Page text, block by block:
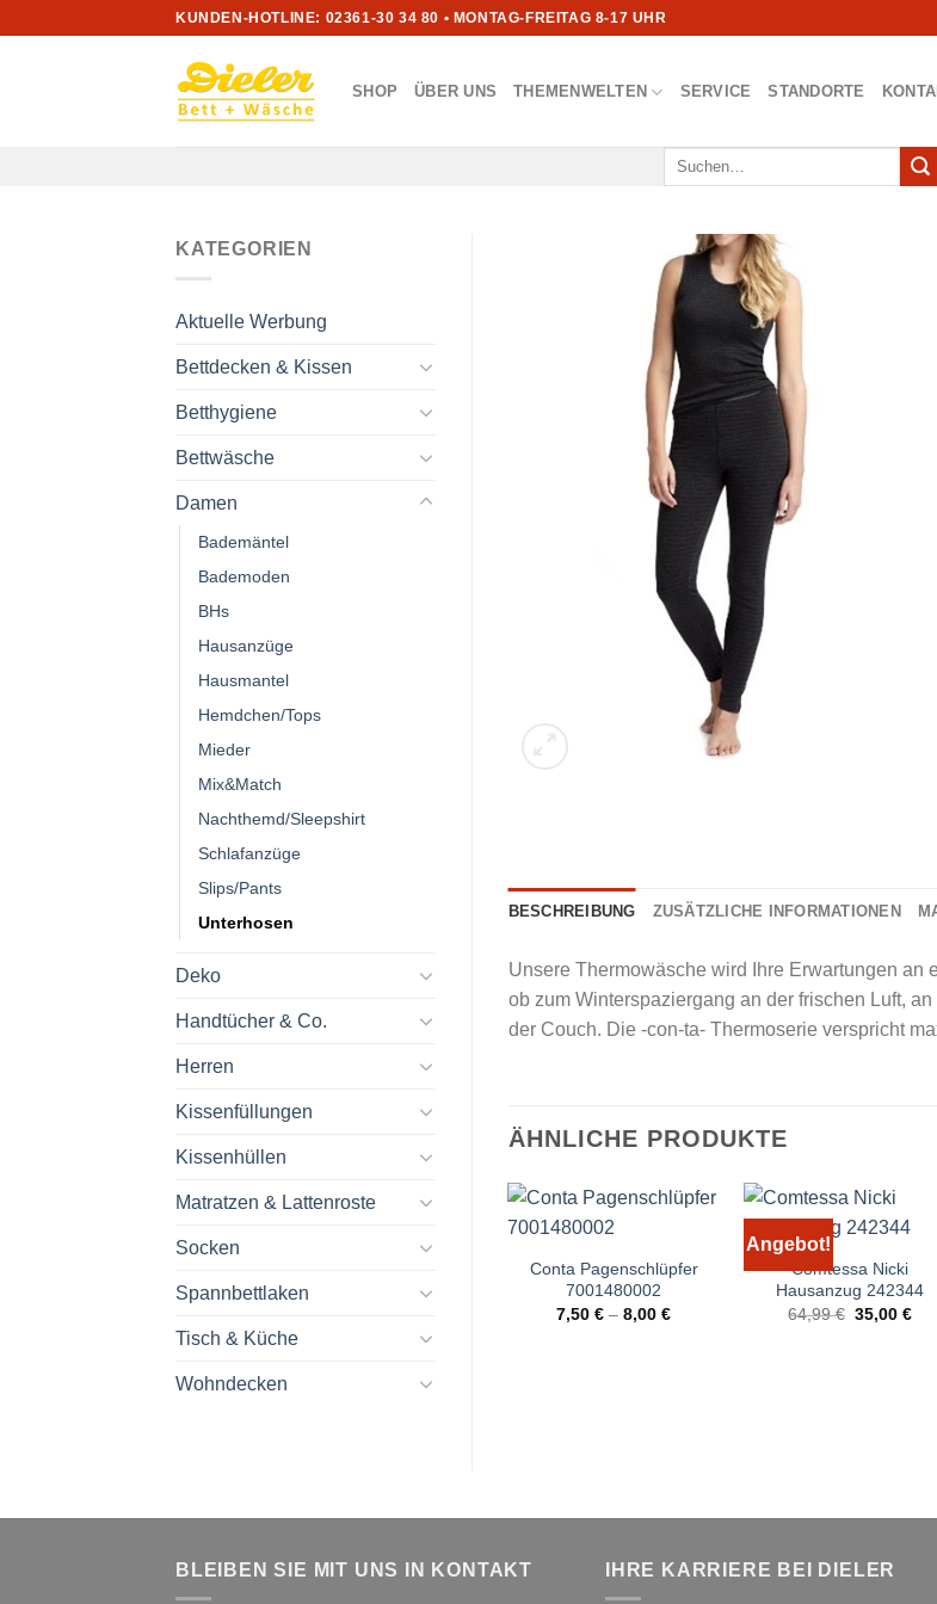
KUNDEN-HOTLINE: 02361-30 34 80 • MONTAG-FREITAG 8-17 UHR
SHOP ÜBER UNS THEMENWELTEN SERVICE STANDORTE
Suchen
KATEGORIEN
Aktuelle Werbung
Bettdecken & Kissen
Betthygiene
Bettwäsche
Damen
Bademäntel
Bademoden
BHs
Hausanzüge
Hausmantel
Hemdchen/Tops
Mieder
Mix&Match
Nachthemd/Sleepshirt
Schlafanzüge
Slips/Pants
Unterhosen
Deko
Handtücher & Co.
Herren
Kissenfüllungen
Kissenhüllen
Matratzen & Lattenroste
Socken
Spannbettlaken
Tisch & Küche
Wohndecken
BESCHREIBUNG ZUSÄTZLICHE INFORMATIONEN
Unsere Thermowäsche wird Ihre Erwartungen an
ob zum Winterspaziergang an der frischen Luft,
der Couch. Die -con-ta- Thermoserie verspricht
ÄHNLICHE PRODUKTE
Conta Pagenschlüpfer
7001480002
7,50€ –8,00€
Angebot!
Comtessa Nicki
Hausanzug 242344
64,99€ 35,00€
BLEIBEN SIE MIT UNS IN KONTAKT IHRE KARRIERE BEI DIELER